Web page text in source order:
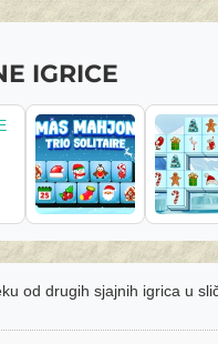
IGRICE
od drugih sjajnih igrica u